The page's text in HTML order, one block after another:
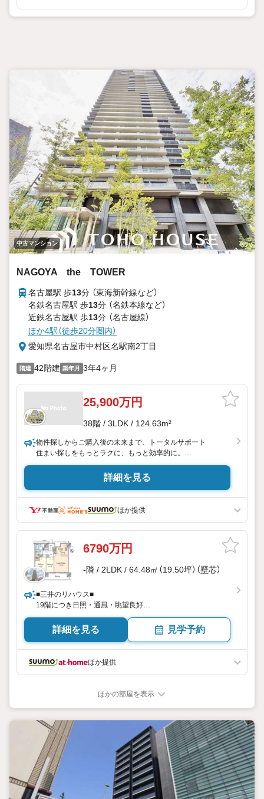
中古マンション
NAGOYA the TOWER
名古屋駅 歩13分 （東海新幹線など）
名鉄名古屋駅 歩13分 （名鉄本線など）
近鉄名古屋駅 歩13分 （名古屋線）
ほか4駅（徒歩20分圏内）
愛知県名古屋市中村区名駅南2丁目
階建 42階建 築年月 3年4ヶ月
25,900万円
38階 / 3LDK / 124.63m²
物件探しからご購入後の未来まで、トータルサポート
住まい探しをもっとラクに、もっと効率的に。
弊社発行のお客様専用「マイページ」なら、物件比較や内見予
約、周辺環境のチェックまでスマホで完結。
よく行く場所へのルートや所要時間がわかる「Door to Door機
能」で、通勤・通学時間もスムーズに検索できます。
自の会員サービス「TOHO HOUSE CLUB」や「未来カレンダ
ー」を活用したライフプランニングを通じて、ご入居後もお
客様の安心と豊かな暮らしに寄り添い続けます。
各種ご相談も承っております。
住宅ローンのご相談
FPによるライフプランのシミュレーション
お電話よりお問い合わせの際は
「Yahoo！不動産を見た」とお伝え下さい。
ご予約いただくとご見学がスムーズにご案内できます。
全力でお手伝いさせていただきます。
お会いできる日を心待ちにしております。
詳細を見る
ほか提供
6790万円
-階 / 2LDK / 64.48㎡（19.50坪）（壁芯）
■三井のリハウス■
19階につき日照・通風・眺望良好
全居室収納スペース有
詳細を見る 見学予約
ほか提供
ほかの部屋を表示